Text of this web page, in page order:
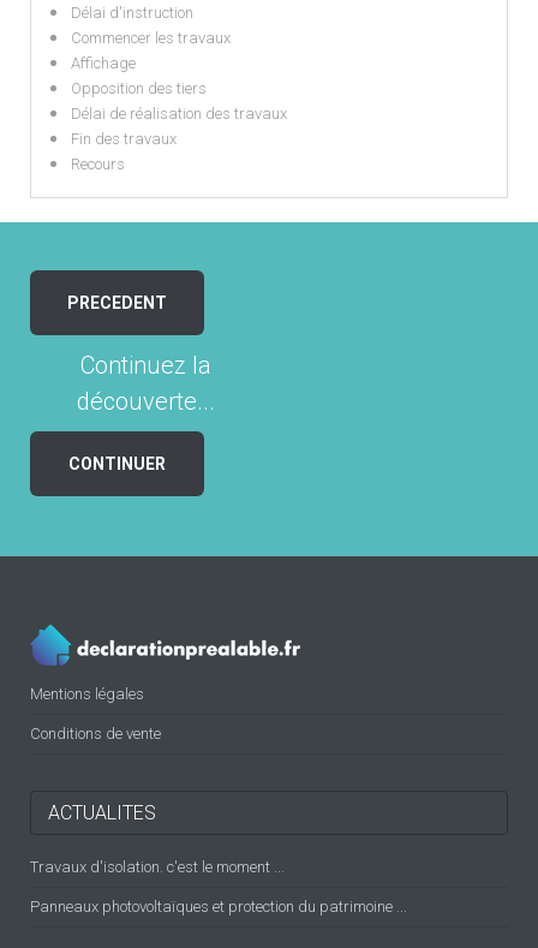
Délai d'instruction
Commencer les travaux
Affichage
Opposition des tiers
Délai de réalisation des travaux
Fin des travaux
Recours
PRECEDENT
Continuez la
découverte...
CONTINUER
Mentions légales
Conditions de vente
ACTUALITES
Travaux d'isolation. c'est le moment ...
Panneaux photovoltaïques et protection du patrimoine ...